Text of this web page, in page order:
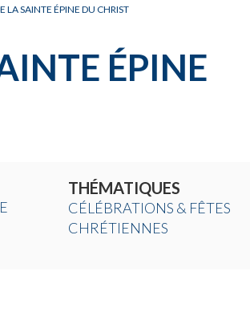
LA SAINTE ÉPINE DU CHRIST
ÉPINE
THÉMATIQUES
CÉLÉBRATIONS & FÊTES
CHRÉTIENNES